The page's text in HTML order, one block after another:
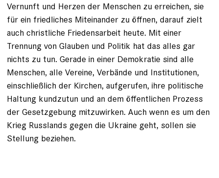
Vernunft und Herzen der Menschen zu erreichen, sie
für ein friedliches Miteinander zu öffnen, darauf zielt
auch christliche Friedensarbeit heute. Mit einer
Trennung von Glauben und Politik hat das alles gar
nichts zu tun. Gerade in einer Demokratie sind alle
Menschen, alle Vereine, Verbände und Institutionen,
einschließlich der Kirchen, aufgerufen, ihre politische
Haltung kundzutun und an dem öffentlichen Prozess
der Gesetzgebung mitzuwirken. Auch wenn es um den
Krieg Russlands gegen die Ukraine geht, sollen sie
Stellung beziehen.